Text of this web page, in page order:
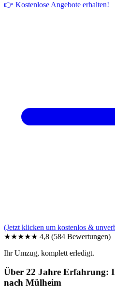
👉 Kostenlose Angebote erhalten!
(Jetzt klicken um kostenlos &
★★★★★ 4,8 (584 Bewertungen)
Ihr Umzug, komplett erledigt.
Über 22 Jahre Erfahrung:
nach Mülheim